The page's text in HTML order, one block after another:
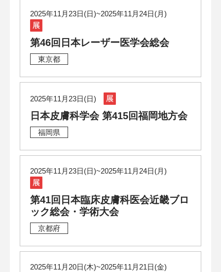
2025年11月23日(日)~2025年11月24日(月)
第46回日本レーザー医学会総会
東京都
2025年11月23日(日)
日本皮膚科学会 第415回福岡地方会
福岡県
2025年11月23日(日)~2025年11月24日(月)
第41回日本臨床皮膚科医会近畿ブロ
ック総会・学術大会
京都府
2025年11月20日(木)~2025年11月21日(金)